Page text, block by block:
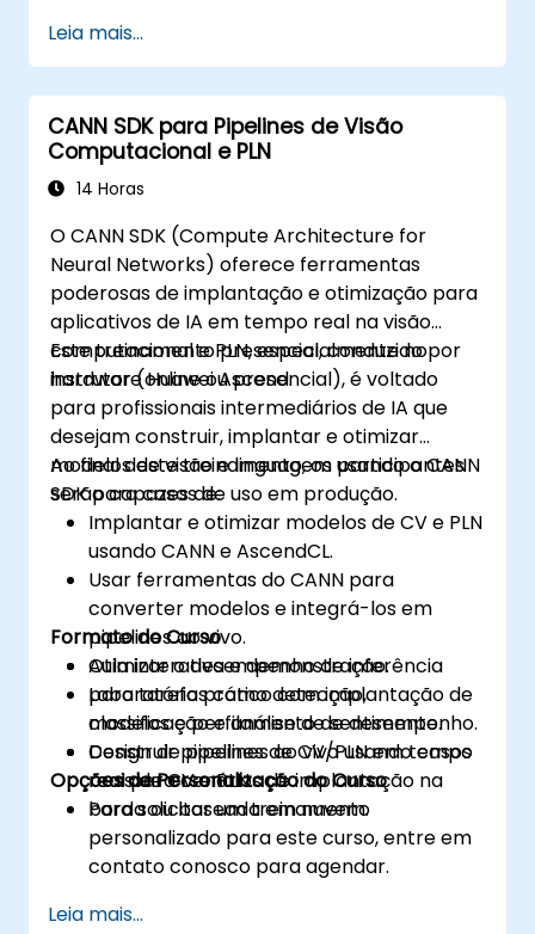
Leia mais...
CANN SDK para Pipelines de Visão
Computacional e PLN
14 Horas
O CANN SDK (Compute Architecture for
Neural Networks) oferece ferramentas
poderosas de implantação e otimização para
aplicativos de IA em tempo real na visão
computacional e PLN, especialmente no
hardware Huawei Ascend.
Este treinamento presencial, conduzido por
instrutor (online ou presencial), é voltado
para profissionais intermediários de IA que
desejam construir, implantar e otimizar
modelos de visão e linguagem usando o CANN
SDK para casos de uso em produção.
Ao final deste treinamento, os participantes
serão capazes de:
Implantar e otimizar modelos de CV e PLN
usando CANN e AscendCL.
Usar ferramentas do CANN para
converter modelos e integrá-los em
pipelines ao vivo.
Otimizar o desempenho de inferência
para tarefas como detecção,
classificação e análise de sentimento.
Construir pipelines de CV/PLN em tempo
real para cenários de implantação na
borda ou baseada em nuvem.
Formato do Curso
Aula interativa e demonstração.
Laboratório prático com implantação de
modelos e perfilamento de desempenho.
Design de pipelines ao vivo usando casos
reais de CV e PLN.
Opções de Personalização do Curso
Para solicitar um treinamento
personalizado para este curso, entre em
contato conosco para agendar.
Leia mais...